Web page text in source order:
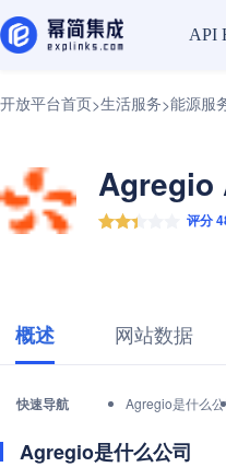
API
开放平台首页>生活服务>能源服
Agregio
评分
概述 网站数据
快速导航 Agregio是什么公
Agregio是什么公司